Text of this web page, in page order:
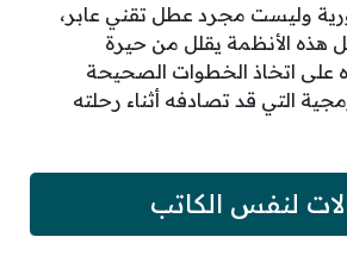
وليست مجرد عطل تقني عابر،
هذه الأنظمة يقلل من حيرة
على اتخاذ الخطوات الصحيحة
التي قد تصادفه أثناء رحلته
لنفس الكاتب